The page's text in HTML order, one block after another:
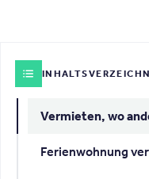
Ferienwohnung